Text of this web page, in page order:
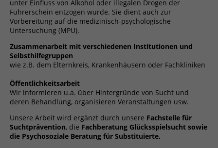
unter Einfluss von Alkohol oder illegalen Drogen der
Führerschein entzogen wurde. Sie dient auch zur
Vorbereitung auf die medizinisch-psychologische
Untersuchung (MPU).
Zusammenarbeit mit verschiedenen Institutionen und
Selbsthilfegruppen
wie z.B. dem Elternkreis, Krankenhäusern oder Fachkliniken
Öffentlichkeitsarbeit
Wir informieren u.a. über Hintergründe von Sucht und
deren Behandlung, organisieren Veranstaltungen usw.
Unsere Arbeit wird ergänzt durch unsere Fachstelle für
Suchtprävention, die Fachberatung Glücksspielsucht sowie
die Psychosoziale Beratung für Substituierte.